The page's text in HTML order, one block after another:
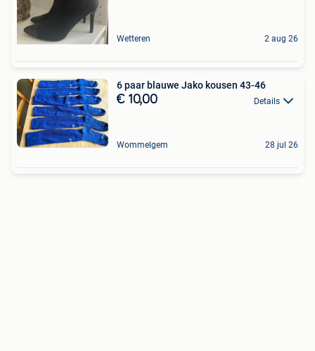
Wetteren 2 aug 26
6 paar blauwe Jako kousen 43-46
€ 10,00 Details
Wommelgem 28 jul 26